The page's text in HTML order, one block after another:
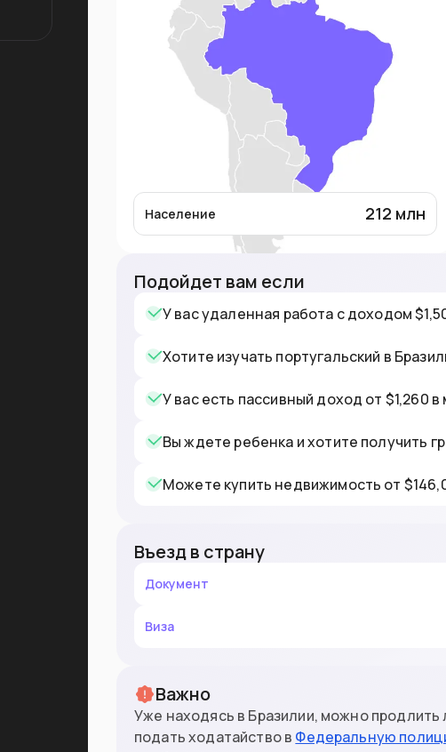
Население 212 млн
Подойдет вам если
У вас удаленная работа с доходом
Хотите изучать португальский в
У вас есть пассивный доход от $1,260 в
Вы ждете ребенка и хотите получить
Можете купить недвижимость от
Въезд в страну
Документ
Виза
Важно
Уже находясь в Бразилии, можно
подать ходатайство в Федеральную